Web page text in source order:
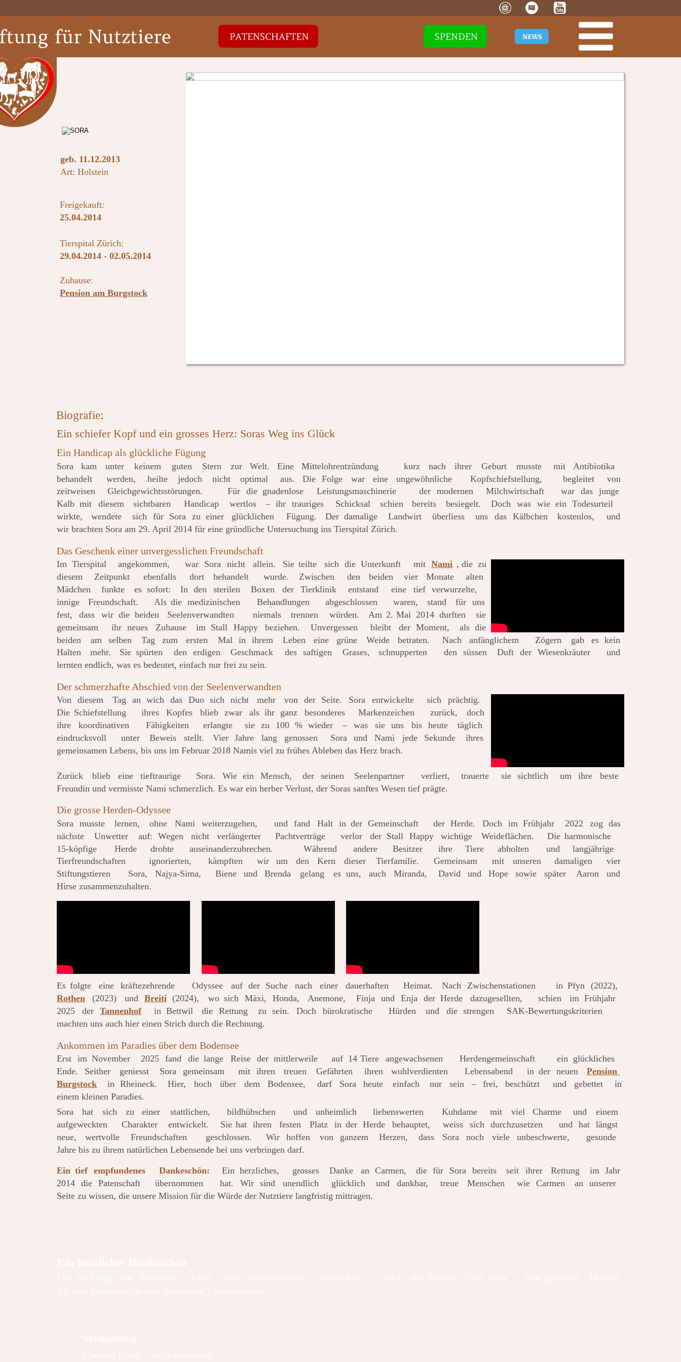
Freigekauft:
25.04.2014
Zuhause:
Pension am Burgstock
geb. 11.12.2013
Art: Holstein
Biografie:
Ein schiefer Kopf und ein grosses Herz: Soras Weg ins Glück
Ein Handicap als glückliche Fügung
Sora kam unter keinem guten Stern zur Welt. Eine Mittelohrentzündung kurz nach ihrer Geburt musste mit
Antibiotika
behandelt
werden, heilte jedoch nicht optimal aus. Die Folge war eine ungewöhnliche Kopfschiefstellung, begleitet
von
zeitweisen
Gleichgewichtsstörungen. Für die gnadenlose Leistungsmaschinerie der modernen Milchwirtschaft war das
junge
Kalb mit diesem sichtbaren Handicap wertlos – ihr trauriges Schicksal schien bereits besiegelt. Doch was wie ein Todesurteil
wirkte,
wendete sich für Sora zu einer glücklichen Fügung. Der damalige Landwirt überliess uns das Kälbchen kostenlos,
und
wir brachten Sora am 29. April 2014 für eine gründliche Untersuchung ins Tierspital Zürich.
Das Geschenk einer unvergesslichen Freundschaft
Im Tierspital angekommen, war Sora nicht allein. Sie teilte sich die Unterkunft mit Nami , die zu
diesem
Zeitpunkt ebenfalls dort behandelt wurde. Zwischen den beiden vier Monate
alten
Mädchen
funkte es sofort: In den sterilen Boxen der Tierklinik entstand eine tief
verwurzelte,
innige
Freundschaft. Als die medizinischen Behandlungen abgeschlossen waren, stand für
uns
fest,
dass wir die beiden Seelenverwandten niemals trennen würden. Am 2. Mai 2014 durften
sie
gemeinsam
ihr neues Zuhause im Stall Happy beziehen. Unvergessen bleibt der Moment, als die
beiden
am selben Tag zum ersten Mal in ihrem Leben eine grüne Weide betraten. Nach anfänglichem Zögern gab es kein
Halten
mehr. Sie spürten den erdigen Geschmack des saftigen Grases, schnupperten den süssen Duft der Wiesenkräuter
und
lernten endlich, was es bedeutet, einfach nur frei zu sein.
Der schmerzhafte Abschied von der Seelenverwandten
Von diesem Tag an wich das Duo sich nicht mehr von der Seite. Sora entwickelte sich
prächtig.
Die Schiefstellung ihres Kopfes blieb zwar als ihr ganz besonderes Markenzeichen zurück,
doch
ihre
koordinativen Fähigkeiten erlangte sie zu 100 % wieder – was sie uns bis heute
täglich
eindrucksvoll
unter Beweis stellt. Vier Jahre lang genossen Sora und Nami jede Sekunde
ihres
gemeinsamen Lebens, bis uns im Februar 2018 Namis viel zu frühes Ableben das Herz brach.
Zurück blieb eine tieftraurige Sora. Wie ein Mensch, der seinen Seelenpartner verliert, trauerte sie sichtlich um ihre
beste
Freundin und vermisste Nami schmerzlich. Es war ein herber Verlust, der Soras sanftes Wesen tief prägte.
Die grosse Herden-Odyssee
Sora musste lernen, ohne Nami weiterzugehen, und fand Halt in der Gemeinschaft der Herde. Doch im Frühjahr 2022 zog das
nächste
Unwetter auf: Wegen nicht verlängerter Pachtverträge verlor der Stall Happy wichtige Weideflächen. Die harmonische
15-köpfige
Herde drohte auseinanderzubrechen. Während andere Besitzer ihre Tiere abholten und
langjährige
Tierfreundschaften
ignorierten, kämpften wir um den Kern dieser Tierfamilie. Gemeinsam mit unseren damaligen
vier
Stiftungstieren
Sora, Najya-Sima, Biene und Brenda gelang es uns, auch Miranda, David und Hope sowie später Aaron
und
Hirse zusammenzuhalten.
Es folgte eine kräftezehrende Odyssee auf der Suche nach einer dauerhaften Heimat. Nach Zwischenstationen in Pfyn
(2022),
Rothen
(2023) und Breiti (2024), wo sich Mäxi, Honda, Anemone, Finja und Enja der Herde dazugesellten, schien im Frühjahr
2025
der Tannenhof in Bettwil die Rettung zu sein. Doch bürokratische Hürden und die strengen
SAK-Bewertungskriterien
machten uns auch hier einen Strich durch die Rechnung.
Ankommen im Paradies über dem Bodensee
Erst im November 2025 fand die lange Reise der mittlerweile auf 14 Tiere angewachsenen Herdengemeinschaft ein glückliches
Ende.
Seither geniesst Sora gemeinsam mit ihren treuen Gefährten ihren wohlverdienten Lebensabend in der neuen
Pension
Burgstock
in Rheineck. Hier, hoch über dem Bodensee, darf Sora heute einfach nur sein – frei, beschützt und gebettet
in
einem kleinen Paradies.
Sora
hat sich zu einer stattlichen, bildhübschen und unheimlich liebenswerten Kuhdame mit viel Charme und
einem
aufgeweckten
Charakter entwickelt. Sie hat ihren festen Platz in der Herde behauptet, weiss sich durchzusetzen und hat längst
neue,
wertvolle Freundschaften geschlossen. Wir hoffen von ganzem Herzen, dass Sora noch viele unbeschwerte,
gesunde
Jahre bis zu ihrem natürlichen Lebensende bei uns verbringen darf.
Ein tief empfundenes Dankeschön: Ein herzliches, grosses Danke an Carmen, die für Sora bereits seit ihrer Rettung im Jahr
2014
die Patenschaft übernommen hat. Wir sind unendlich glücklich und dankbar, treue Menschen wie Carmen an unserer
Seite zu wissen, die unsere Mission für die Würde der Nutztiere langfristig mittragen.
Tierspital Zürich:
29.04.2014 - 02.05.2014